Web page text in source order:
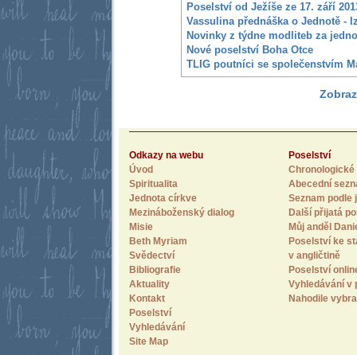
Poselství od Ježíše ze 17. září
Vassulina přednáška o Jednotě -
Novinky z týdne modliteb za
Nové poselství Boha Otce
TLIG poutníci se společenstvím
Odkazy na webu
Úvod
Spiritualita
Jednota církve
Mezináboženský dialog
Misie
Beth Myriam
Svědectví
Bibliografie
Aktuality
Kontakt
Poselství
Vyhledávání
Site Map
Poselství
Chronologické
Abecední
Seznam
Další přijatá
Můj anděl
Poselství ke
v angličtině
Poselství
Vyhledávání v
Nahodile